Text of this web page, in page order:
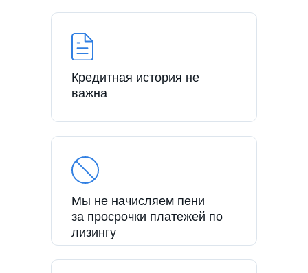
Кредитная история не
важна
Мы не начисляем пени
за просрочки платежей по
лизингу